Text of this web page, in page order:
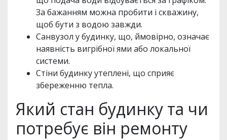
За бажанням можна пробити і скважину,
щоб бути з водою завжди.
Санвузол у будинку, що, ймовірно, означає
наявність вигрібної ями або локальної
системи.
Стіни будинку утеплені, що сприяє
збереженню тепла.
Який стан будинку та чи
потребує він ремонту